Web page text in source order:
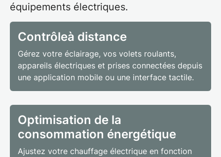
équipements électriques.
Contrôleà distance
Gérez votre éclairage, vos volets roulants,
appareils électriques et prises connectées depuis
une application mobile ou une interface tactile.
Optimisation de la
consommation énergétique
Ajustez votre chauffage électrique en fonction